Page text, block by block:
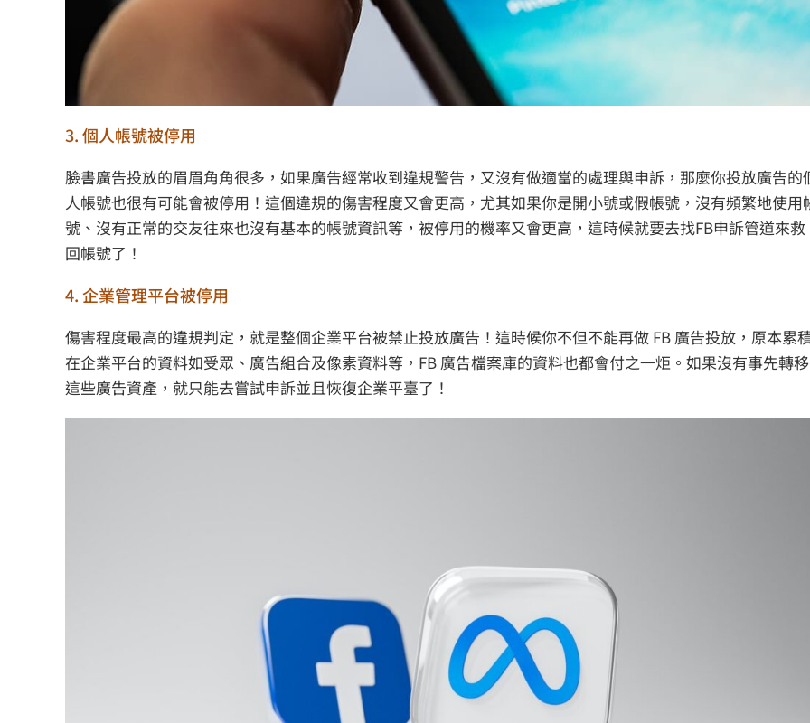
3. 個人帳號被停用
臉書廣告投放的眉眉角角很多，如果廣告經常收到違規警告，又沒有做適當的處理與申訴，那麼你投放廣告的
人帳號也很有可能會被停用！這個違規的傷害程度又會更高，尤其如果你是開小號或假帳號，沒有頻繁地使用
號、沒有正常的交友往來也沒有基本的帳號資訊等，被停用的機率又會更高，這時候就要去找FB申訴管道來救
回帳號了！
4. 企業管理平台被停用
傷害程度最高的違規判定，就是整個企業平台被禁止投放廣告！這時候你不但不能再做 FB 廣告投放，原本累
在企業平台的資料如受眾、廣告組合及像素資料等，FB 廣告檔案庫的資料也都會付之一炬。如果沒有事先轉移
這些廣告資產，就只能去嘗試申訴並且恢復企業平臺了！